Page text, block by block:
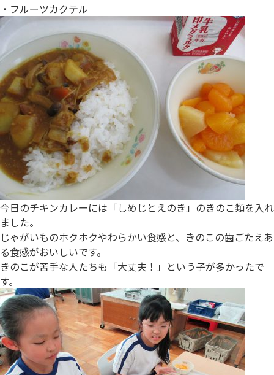
・フルーツカクテル
今日のチキンカレーには「しめじとえのき」のきのこ類を入れ
ました。
じゃがいものホクホクやわらかい食感と、きのこの歯ごたえあ
る食感がおいしいです。
きのこが苦手な人たちも「大丈夫！」という子が多かったで
す。